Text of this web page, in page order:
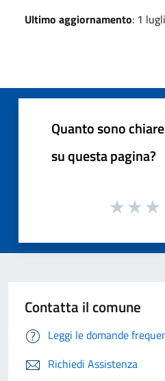
Ultimo aggiornamento: 1
Quanto sono
su questa pagina?
Contatta il comune
Leggi le domande
Richiedi Assistenza